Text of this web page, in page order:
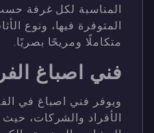
المناسبة لكل غرفة
المتوفرة فيها، ونوع
متكاملًا ومريحًا بصريًا.
فني اصباغ
ويوفر فني اصباغ في
الأفراد والشركات، حيث